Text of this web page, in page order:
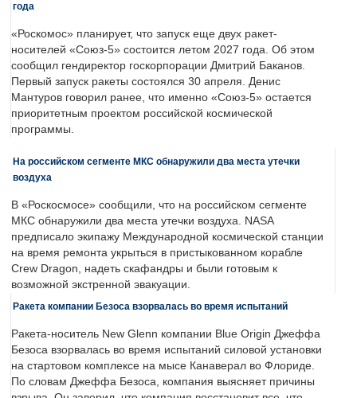
года
«Роскомос» планирует, что запуск еще двух ракет-
носителей «Союз-5» состоится летом 2027 года. Об этом
сообщил гендиректор госкорпорации Дмитрий Баканов.
Первый запуск ракеты состоялся 30 апреля. Денис
Мантуров говорил ранее, что именно «Союз-5» остается
приоритетным проектом российской космической
программы.
На российском сегменте МКС обнаружили два места утечки
воздуха
В «Роскосмосе» сообщили, что на российском сегменте
МКС обнаружили два места утечки воздуха. NASA
предписало экипажу Международной космической станции
на время ремонта укрыться в пристыкованном корабле
Crew Dragon, надеть скафандры и были готовым к
возможной экстренной эвакуации.
Ракета компании Безоса взорвалась во время испытаний
Ракета-носитель New Glenn компании Blue Origin Джеффа
Безоса взорвалась во время испытаний силовой установки
на стартовом комплексе на мысе Канаверал во Флориде.
По словам Джеффа Безоса, компания выясняет причины